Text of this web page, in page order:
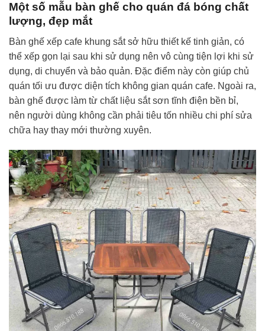
Một số mẫu bàn ghế cho quán đá bóng chất
lượng, đẹp mắt
Bàn ghế xếp cafe khung sắt sở hữu thiết kế tinh giản, có
thể xếp gọn lại sau khi sử dụng nên vô cùng tiện lợi khi sử
dụng, di chuyển và bảo quản. Đặc điểm này còn giúp chủ
quán tối ưu được diện tích không gian quán cafe. Ngoài ra,
bàn ghế được làm từ chất liệu sắt sơn tĩnh điện bền bỉ,
nên người dùng không cần phải tiêu tốn nhiều chi phí sửa
chữa hay thay mới thường xuyên.